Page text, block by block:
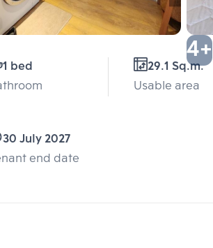
4+
1 bed
29.1 Sq.m.
Usable area
30 July 2027
end date